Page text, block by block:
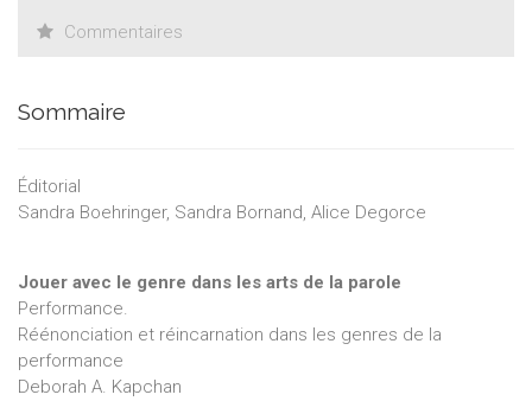
Commentaires
Sommaire
Éditorial
Sandra Boehringer, Sandra Bornand, Alice Degorce
Jouer avec le genre dans les arts de la parole
Performance.
Réénonciation et réincarnation dans les genres de la
performance
Deborah A. Kapchan